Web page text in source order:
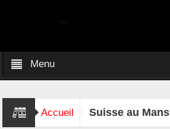
Menu
Accueil Suisse au Mans